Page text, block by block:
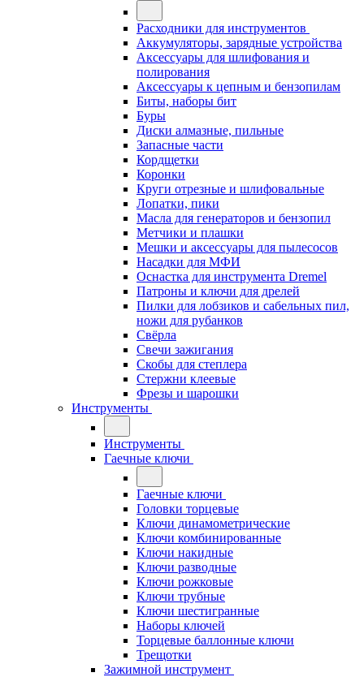
Расходники для инструментов
Аккумуляторы, зарядные устройства
Аксессуары для шлифования и
полирования
Аксессуары к цепным и бензопилам
Биты, наборы бит
Буры
Диски алмазные, пильные
Запасные части
Кордщетки
Коронки
Круги отрезные и шлифовальные
Лопатки, пики
Масла для генераторов и бензопил
Метчики и плашки
Мешки и аксессуары для пылесосов
Насадки для МФИ
Оснастка для инструмента Dremel
Патроны и ключи для дрелей
Пилки для лобзиков и сабельных пил,
ножи для рубанков
Свёрла
Свечи зажигания
Скобы для степлера
Стержни клеевые
Фрезы и шарошки
Инструменты
Инструменты
Гаечные ключи
Гаечные ключи
Головки торцевые
Ключи динамометрические
Ключи комбинированные
Ключи накидные
Ключи разводные
Ключи рожковые
Ключи трубные
Ключи шестигранные
Наборы ключей
Торцевые баллонные ключи
Трещотки
Зажимной инструмент